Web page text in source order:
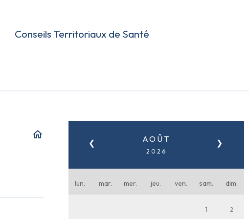
Conseils Territoriaux de Santé
home
❮ ❯
AOÛT
2026
lun. mar. mer. jeu. ven. sam. dim.
1 2